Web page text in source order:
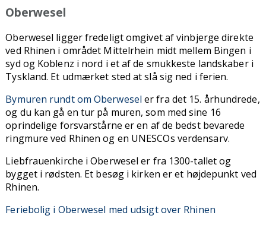
Oberwesel
Oberwesel ligger fredeligt omgivet af vinbjerge direkte
ved Rhinen i området Mittelrhein midt mellem Bingen i
syd og Koblenz i nord i et af de smukkeste landskaber i
Tyskland. Et udmærket sted at slå sig ned i ferien.
Bymuren rundt om Oberwesel er fra det 15. århundrede,
og du kan gå en tur på muren, som med sine 16
oprindelige forsvarstårne er en af de bedst bevarede
ringmure ved Rhinen og en UNESCOs verdensarv.
Liebfrauenkirche i Oberwesel er fra 1300-tallet og
bygget i rødsten. Et besøg i kirken er et højdepunkt ved
Rhinen.
Feriebolig i Oberwesel med udsigt over Rhinen